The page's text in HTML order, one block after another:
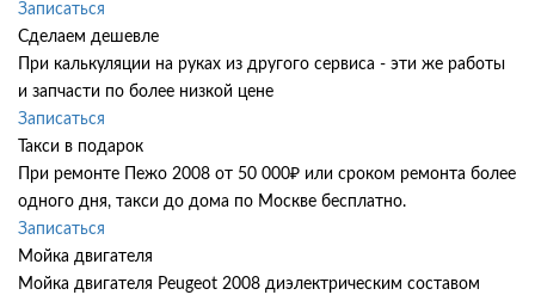
Записаться
Сделаем дешевле
При калькуляции на руках из другого сервиса - эти же работы
и запчасти по более низкой цене
Записаться
Такси в подарок
При ремонте Пежо 2008 от 50 000₽ или сроком ремонта более
одного дня, такси до дома по Москве бесплатно.
Записаться
Мойка двигателя
Мойка двигателя Peugeot 2008 диэлектрическим составом